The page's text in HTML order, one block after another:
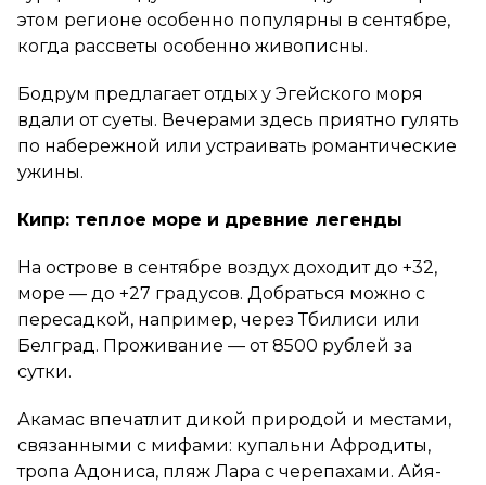
этом регионе особенно популярны в сентябре,
когда рассветы особенно живописны.
Бодрум предлагает отдых у Эгейского моря
вдали от суеты. Вечерами здесь приятно гулять
по набережной или устраивать романтические
ужины.
Кипр: теплое море и древние легенды
На острове в сентябре воздух доходит до +32,
море — до +27 градусов. Добраться можно с
пересадкой, например, через Тбилиси или
Белград. Проживание — от 8500 рублей за
сутки.
Акамас впечатлит дикой природой и местами,
связанными с мифами: купальни Афродиты,
тропа Адониса, пляж Лара с черепахами. Айя-